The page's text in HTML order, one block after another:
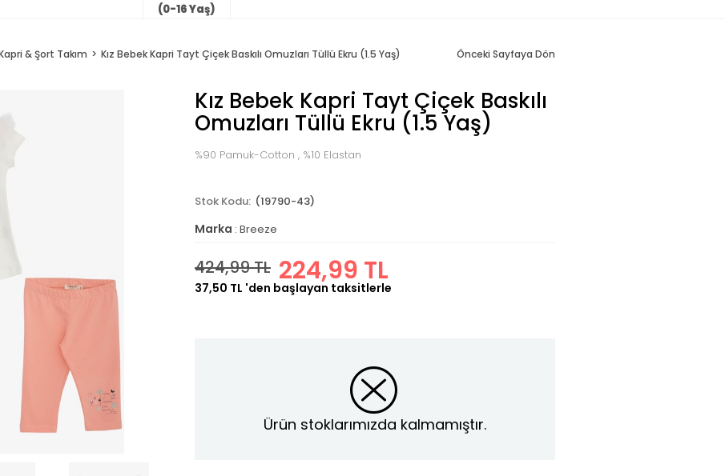
(0-16 Yaş)
& Şort Takım Kız Bebek Kapri Tayt Çiçek Baskılı Omuzları Tüllü Ekru (1.5 Yaş) Önceki Sayfaya Dön
Kız Bebek Kapri Tayt Çiçek Baskılı
Omuzları Tüllü Ekru (1.5 Yaş)
%90 Pamuk-Cotton , %10 Elastan
(19790-43)
Marka : Breeze
424,99 TL 224,99 TL
37,50 TL 'den başlayan taksitlerle
Ürün stoklarımızda kalmamıştır.